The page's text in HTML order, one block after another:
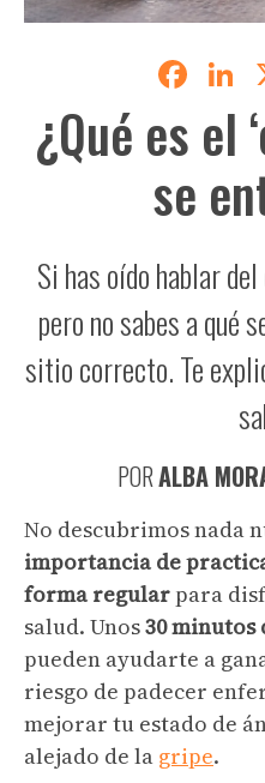
¿Qué es el
se
Si has oído hablar
pero no sabes a qué
sitio correcto. Te
PORALBA
No descubrimos nada
importancia de
forma regular para
salud. Unos30 minutos
pueden ayudarte a
riesgo de padecer
mejorar tu estado de
alejado de la gripe.